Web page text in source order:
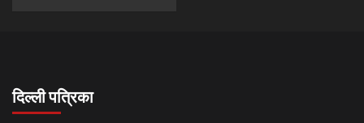
दिल्ली पत्रिका